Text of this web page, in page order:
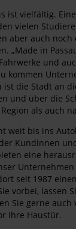
ist vielfältig.
vielen
aber auch noch
„Made in
und
kommen
ist die Stadt an
und über die
als auch
weit bis ins
Kundinnen
eine
seit 1987
vorbei, lassen
Sie gerne auch
Ihre Haustür.